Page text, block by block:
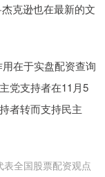
克逊也在最新的文
在于实盘配资查询
党支持者在11月5
者转而支持民主
全国股票配资观点